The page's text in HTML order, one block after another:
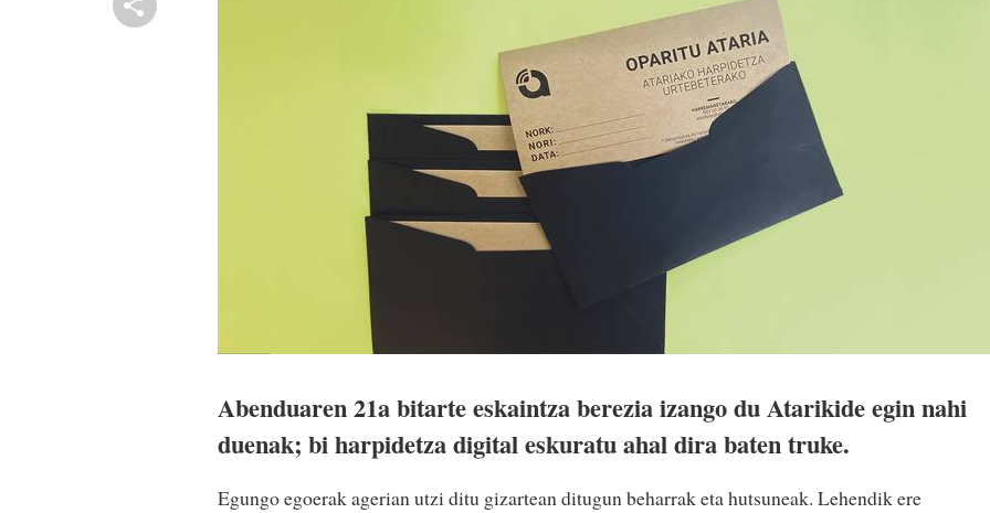
Abenduaren 21a bitarte eskaintza berezia izango du Atarikide egin nahi
duenak; bi harpidetza digital eskuratu ahal dira baten truke.
Egungo egoerak agerian utzi ditu gizartean ditugun beharrak eta hutsuneak. Lehendik ere